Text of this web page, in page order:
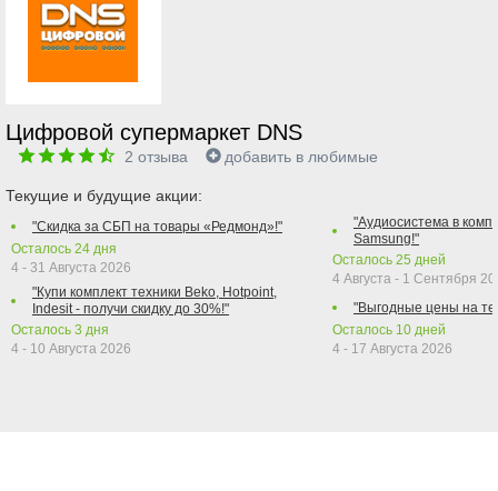
Цифровой супермаркет DNS
2 отзыва добавить в любимые
Текущие и будущие акции:
"Скидка за СБП на товары «Редмонд»!"
Осталось 24 дня
4 - 31 Августа 2026
"Купи комплект техники Beko, Hotpoint,
Indesit - получи скидку до 30%!"
Осталось 3 дня
4 - 10 Августа 2026
"Аудиосистема в
Samsung!"
Осталось 25 дней
4 Августа - 1 Сентября
"Выгодные цены на
Осталось 10 дней
4 - 17 Августа 2026